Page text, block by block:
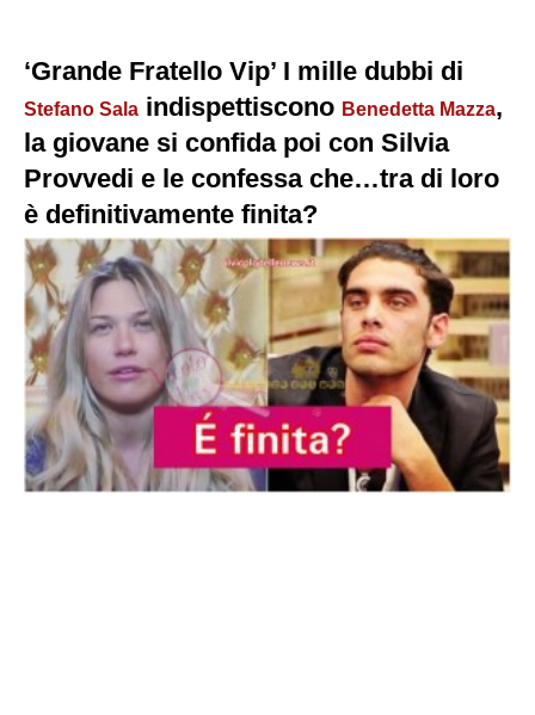
‘Grande Fratello Vip’ I mille dubbi di
Stefano Sala indispettiscono Benedetta Mazza,
la giovane si confida poi con Silvia
Provvedi e le confessa che…tra di loro
è definitivamente finita?